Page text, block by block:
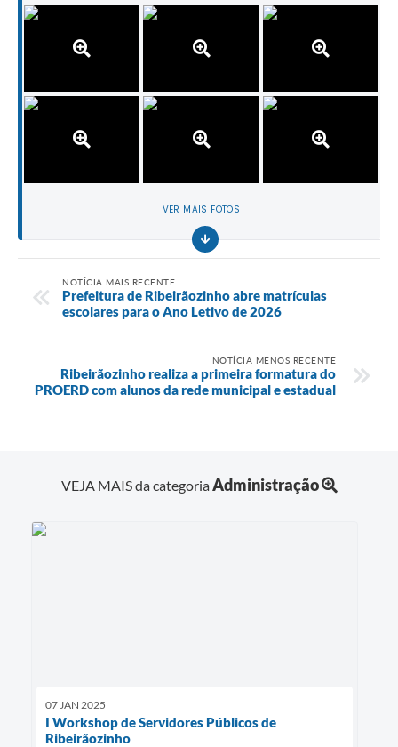
VER MAIS FOTOS
NOTÍCIA MAIS RECENTE
Prefeitura de Ribeirãozinho abre matrículas
escolares para o Ano Letivo de 2026
NOTÍCIA MENOS RECENTE
Ribeirãozinho realiza a primeira formatura do
PROERD com alunos da rede municipal e estadual
VEJA MAIS da categoriaAdministração
07 JAN 2025
I Workshop de Servidores Públicos de
Ribeirãozinho